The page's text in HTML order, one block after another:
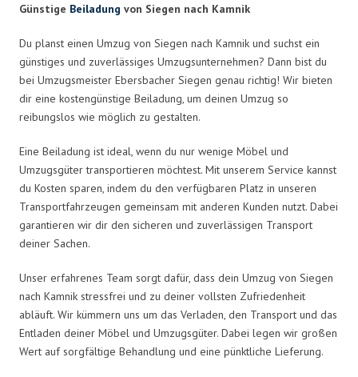
Günstige Beiladung von Siegen nach Kamnik
Du planst einen Umzug von Siegen nach Kamnik und suchst ein
günstiges und zuverlässiges Umzugsunternehmen? Dann bist du
bei Umzugsmeister Ebersbacher Siegen genau richtig! Wir bieten
dir eine kostengünstige Beiladung, um deinen Umzug so
reibungslos wie möglich zu gestalten.
Eine Beiladung ist ideal, wenn du nur wenige Möbel und
Umzugsgüter transportieren möchtest. Mit unserem Service kannst
du Kosten sparen, indem du den verfügbaren Platz in unseren
Transportfahrzeugen gemeinsam mit anderen Kunden nutzt. Dabei
garantieren wir dir den sicheren und zuverlässigen Transport
deiner Sachen.
Unser erfahrenes Team sorgt dafür, dass dein Umzug von Siegen
nach Kamnik stressfrei und zu deiner vollsten Zufriedenheit
abläuft. Wir kümmern uns um das Verladen, den Transport und das
Entladen deiner Möbel und Umzugsgüter. Dabei legen wir großen
Wert auf sorgfältige Behandlung und eine pünktliche Lieferung.